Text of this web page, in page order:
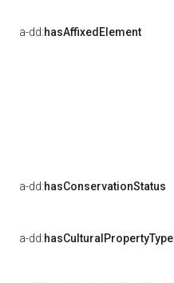
a-dd:hasAffixedElement
a-dd:hasConservationStatus
a-dd:hasCulturalPropertyType